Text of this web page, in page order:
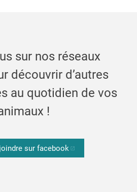
sur nos réseaux
découvrir d’autres
au quotidien de vos
!
sur facebook